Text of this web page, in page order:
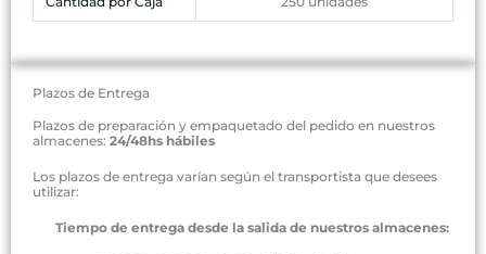
Plazos de Entrega
Plazos de preparación y empaquetado del pedido en nuestros
almacenes: 24/48hs hábiles
Los plazos de entrega varían según el transportista que desees
utilizar:
Tiempo de entrega desde la salida de nuestros almacenes: